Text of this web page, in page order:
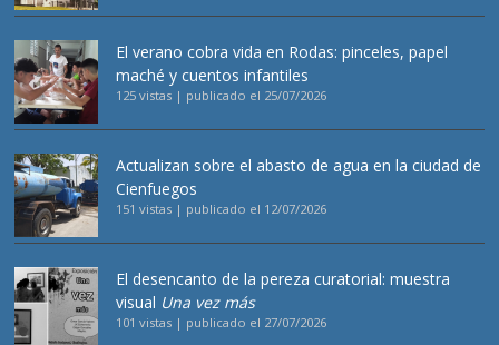
El verano cobra vida en Rodas: pinceles, papel
maché y cuentos infantiles
125 vistas | publicado el 25/07/2026
Actualizan sobre el abasto de agua en la ciudad de
Cienfuegos
151 vistas | publicado el 12/07/2026
El desencanto de la pereza curatorial: muestra
visual Una vez más
101 vistas | publicado el 27/07/2026